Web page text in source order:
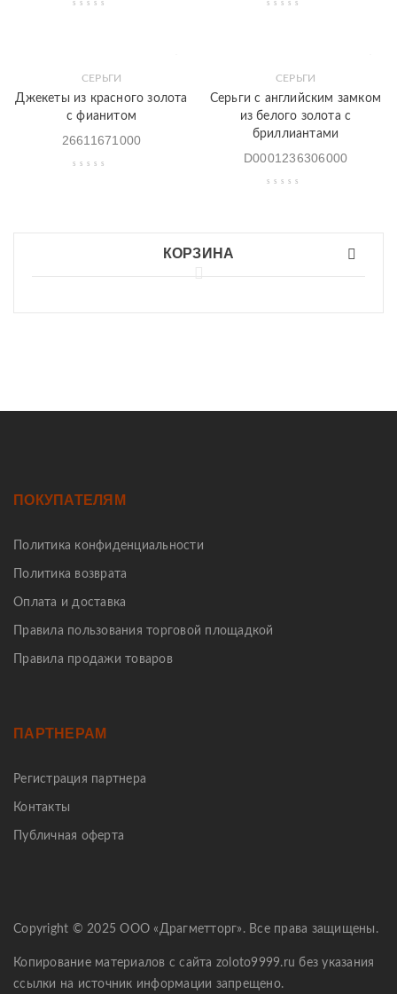
СЕРЬГИ
Джекеты из красного золота
с фианитом
26611671000
СЕРЬГИ
Серьги с английским замком
из белого золота с
бриллиантами
D0001236306000
КОРЗИНА
ПОКУПАТЕЛЯМ
Политика конфиденциальности
Политика возврата
Оплата и доставка
Правила пользования торговой площадкой
Правила продажи товаров
ПАРТНЕРАМ
Регистрация партнера
Контакты
Публичная оферта
Copyright © 2025 ООО «Драгметторг». Все права защищены.
Копирование материалов с сайта zoloto9999.ru без указания
ссылки на источник информации запрещено.